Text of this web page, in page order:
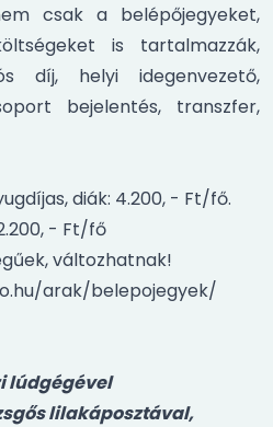
csak a belépőjegyeket,
is tartalmazzák,
díj, helyi idegenvezető,
bejelentés, transzfer,
diák: 4.200, - Ft/fő.
- Ft/fő
változhatnak!
arak/belepojegyek/
lúdgégével
lilakáposztával,